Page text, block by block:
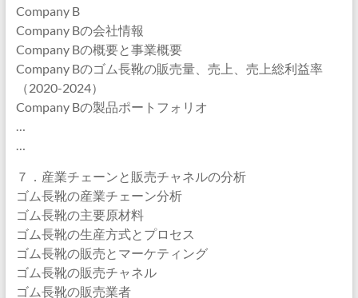
Company B
Company Bの会社情報
Company Bの概要と事業概要
Company Bのゴム長靴の販売量、売上、売上総利益率
（2020-2024）
Company Bの製品ポートフォリオ
…
…
７．産業チェーンと販売チャネルの分析
ゴム長靴の産業チェーン分析
ゴム長靴の主要原材料
ゴム長靴の生産方式とプロセス
ゴム長靴の販売とマーケティング
ゴム長靴の販売チャネル
ゴム長靴の販売業者